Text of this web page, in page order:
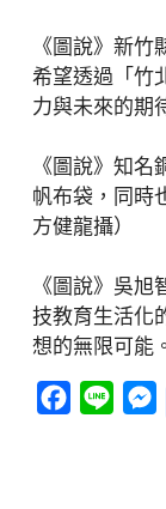
《圖說》新竹
希望透過「竹
力與未來的期
《圖說》知
帆布袋，同時
方健龍攝）
《圖說》吳
技教育生活化
想的無限可能
Facebook
Line